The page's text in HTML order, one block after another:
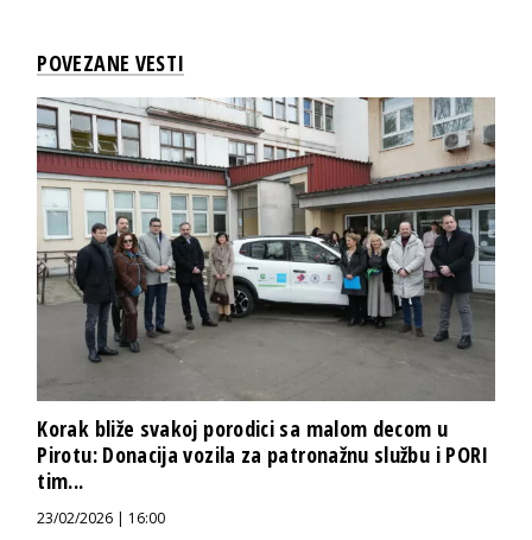
POVEZANE VESTI
Korak bliže svakoj porodici sa malom decom u
Pirotu: Donacija vozila za patronažnu službu i PORI
tim...
23/02/2026 | 16:00